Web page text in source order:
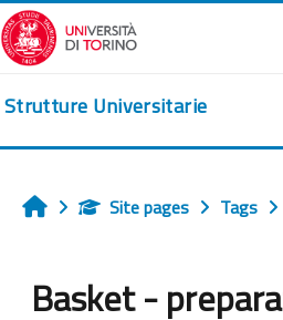
Skip to main content
Strutture Universitarie
HomeSite pages Tags
Basket -